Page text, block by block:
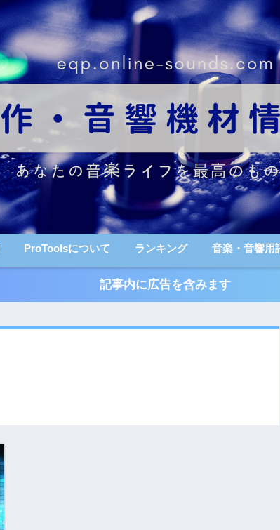
ProToolsについて ランキング 音楽・音響用
記事内に広告を含みます